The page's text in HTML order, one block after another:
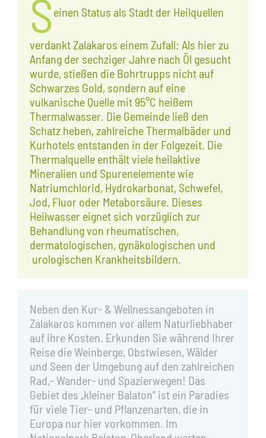
Seinen Status als Stadt der Heilquellen
verdankt Zalakaros einem Zufall: Als hier zu
Anfang der sechziger Jahre nach Öl gesucht
wurde, stießen die Bohrtrupps nicht auf
Schwarzes Gold, sondern auf eine
vulkanische Quelle mit 95°C heißem
Thermalwasser. Die Gemeinde ließ den
Schatz heben, zahlreiche Thermalbäder und
Kurhotels entstanden in der Folgezeit. Die
Thermalquelle enthält viele heilaktive
Mineralien und Spurenelemente wie
Natriumchlorid, Hydrokarbonat, Schwefel,
Jod, Fluor oder Metaborsäure. Dieses
Heilwasser eignet sich vorzüglich zur
Behandlung von rheumatischen,
dermatologischen, gynäkologischen und
urologischen Krankheitsbildern.
Neben den Kur- & Wellnessangeboten in
Zalakaros kommen vor allem Naturliebhaber
auf ihre Kosten. Erkunden Sie während Ihrer
Reise die Weinberge, Obstwiesen, Wälder
und Seen der Umgebung auf den zahlreichen
Rad,- Wander- und Spazierwegen! Das
Gebiet des „kleiner Balaton“ ist ein Paradies
für viele Tier- und Pflanzenarten, die in
Europa nur hier vorkommen. Im